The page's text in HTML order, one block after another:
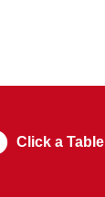
Click a Table